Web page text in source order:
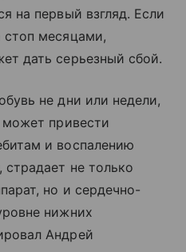
на первый взгляд. Если
стоп месяцами,
дать серьезный сбой.
не дни или недели,
может привести
и воспалению
не только
но и сердечно-
нижних
Андрей